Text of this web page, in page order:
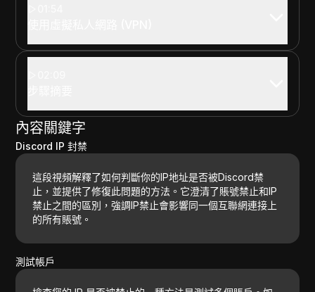
內容關鍵字
Discord IP 封禁
這段視頻解釋了如何判斷你的IP地址是否被Discord禁
止，並提供了修復此問題的方法。它澄清了賬號禁止和IP
禁止之間的區別，強調IP禁止會影響同一個互聯網連接上
的所有賬號。
測試帳戶